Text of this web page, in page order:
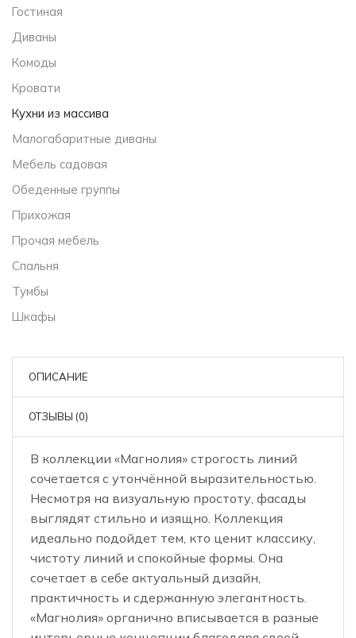
Гостиная
Диваны
Комоды
Кровати
Кухни из массива
Малогабаритные диваны
Мебель садовая
Обеденные группы
Прихожая
Прочая мебель
Спальня
Тумбы
Шкафы
ОПИСАНИЕ
ОТЗЫВЫ (0)
В коллекции «Магнолия» строгость линий
сочетается с утончённой выразительностью.
Несмотря на визуальную простоту, фасады
выглядят стильно и изящно. Коллекция
идеально подойдет тем, кто ценит классику,
чистоту линий и спокойные формы. Она
сочетает в себе актуальный дизайн,
практичность и сдержанную элегантность.
«Магнолия» органично вписывается в разные